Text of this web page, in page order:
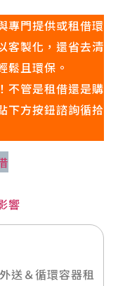
專門提供或租借環
客製化，還省去清
鬆且環保。
不管是租借還是購
下方按鈕諮詢循拾
響
送＆循環容器租